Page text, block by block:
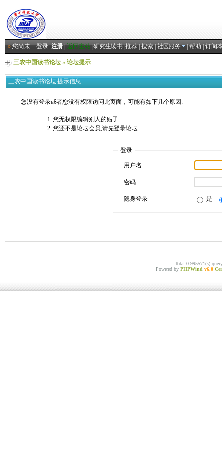
»您尚未登录 注册|返回主站|研究生读书|推荐|搜索|社区服务 |帮助|订阅
三农中国读书论坛» 论坛提示
三农中国读书论坛 提示信息
您没有登录或者您没有权限访问此页面，可能有如下几个原因:
您无权限编辑别人的贴子
您还不是论坛会员,请先登录论坛
登录
用户名
密码
隐身登录 是
Total 0.995571(s)
Powered by PHPWind v6.0